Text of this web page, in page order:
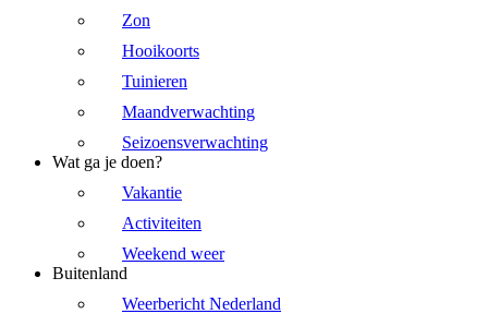
Zon
Hooikoorts
Tuinieren
Maandverwachting
Seizoensverwachting
Wat ga je doen?
Vakantie
Activiteiten
Weekend weer
Buitenland
Weerbericht Nederland